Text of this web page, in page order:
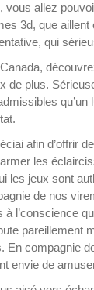
allez
3d, que
qui
de plus.
afin d’offrir
les
les jeux sont
de nos
l’conscience
compagnie
envie de